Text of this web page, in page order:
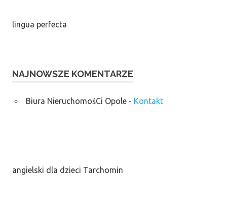
lingua perfecta
NAJNOWSZE KOMENTARZE
Biura NieruchomośCi Opole- Kontakt
angielski dla dzieci Tarchomin